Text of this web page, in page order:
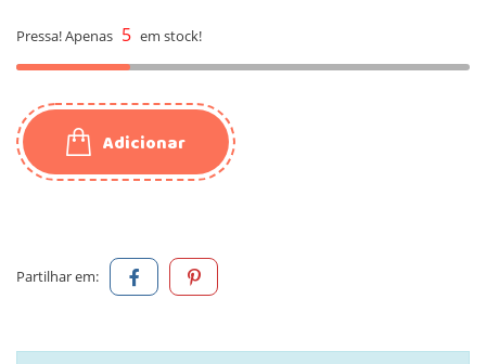
Pressa! Apenas 5 em stock!
Adicionar
Partilhar em: